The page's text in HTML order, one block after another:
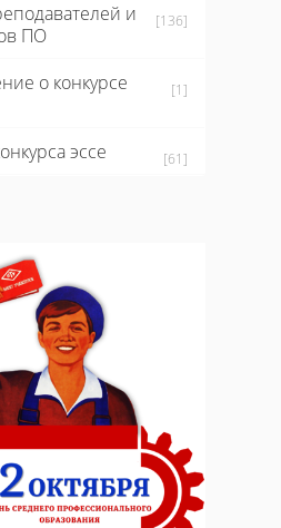
и
ПО
[136]
о конкурсе
[1]
эссе [61]